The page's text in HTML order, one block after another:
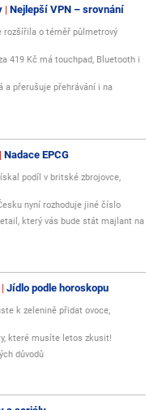
Nejlepší VPN – srovnání
rozšířila o téměř půlmetrový
419 Kč má touchpad, Bluetooth i
a přerušuje přehrávání i na
Nadace EPCG
podíl v britské zbrojovce,
nyní rozhoduje jiné číslo
který vás bude stát majlant na
Jídlo podle horoskopu
k zelenině přidat ovoce,
které musíte letos zkusit!
důvodů